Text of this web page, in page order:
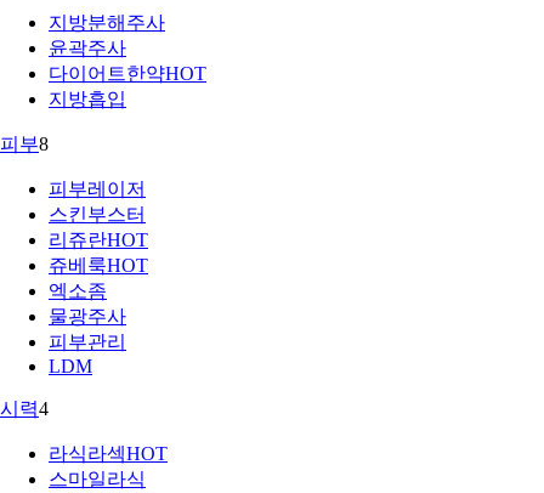
지방분해주사
윤곽주사
다이어트한약HOT
지방흡입
피부8
피부레이저
스킨부스터
리쥬란HOT
쥬베룩HOT
엑소좀
물광주사
피부관리
LDM
시력4
라식라섹HOT
스마일라식